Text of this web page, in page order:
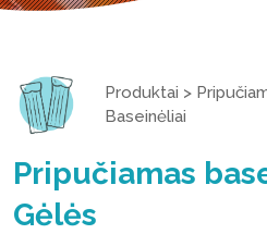
Produktai >
Baseinėliai
Pripučiamas
Gėlės